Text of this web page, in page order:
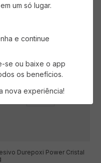
AVISE-ME
Durepoxi Power Cristal
um só lugar.
e continue
se ou baixe o app
os benefícios.
nova experiência!